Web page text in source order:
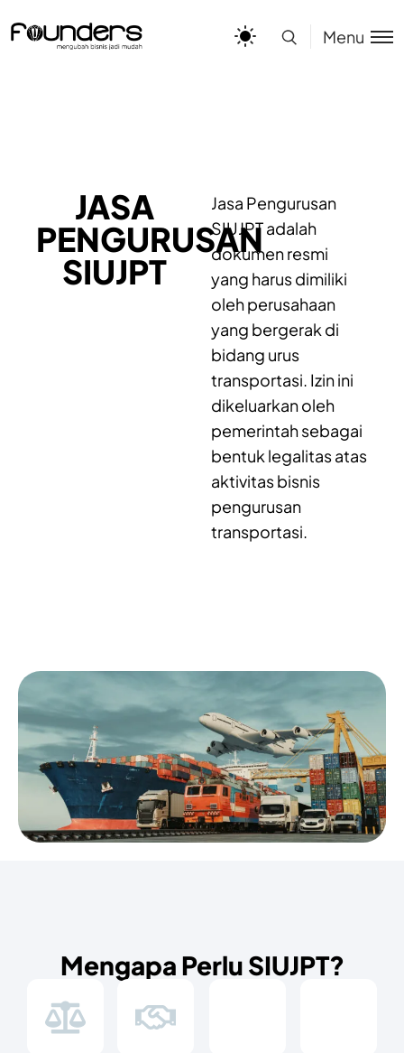
Menu
JASA
PENGURUSAN
SIUJPT
Jasa Pengurusan
SIUJPT adalah
dokumen resmi
yang harus dimiliki
oleh perusahaan
yang bergerak di
bidang urus
transportasi. Izin ini
dikeluarkan oleh
pemerintah sebagai
bentuk legalitas atas
aktivitas bisnis
pengurusan
transportasi.
Mengapa Perlu SIUJPT?